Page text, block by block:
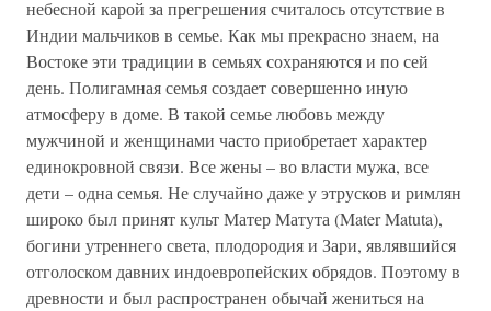
небесной карой за прегрешения считалось отсутствие в
Индии мальчиков в семье. Как мы прекрасно знаем, на
Востоке эти традиции в семьях сохраняются и по сей
день. Полигамная семья создает совершенно иную
атмосферу в доме. В такой семье любовь между
мужчиной и женщинами часто приобретает характер
единокровной связи. Все жены – во власти мужа, все
дети – одна семья. Не случайно даже у этрусков и римлян
широко был принят культ Матер Матута (Mater Matuta),
богини утреннего света, плодородия и Зари, являвшийся
отголоском давних индоевропейских обрядов. Поэтому в
древности и был распространен обычай жениться на